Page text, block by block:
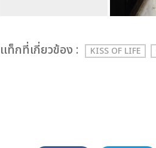
เเท็กที่เกี่ยวข้อง : KISS OF LIFE